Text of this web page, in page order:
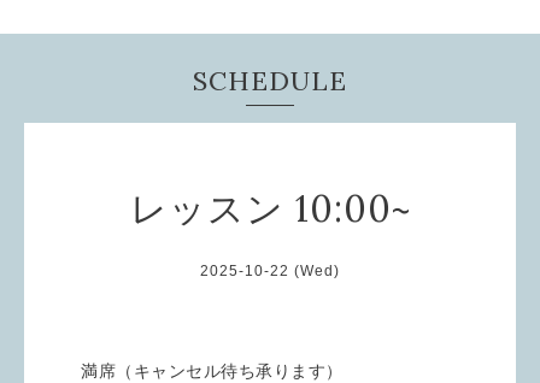
SCHEDULE
レッスン 10:00~
2025-10-22 (Wed)
満席（キャンセル待ち承ります）